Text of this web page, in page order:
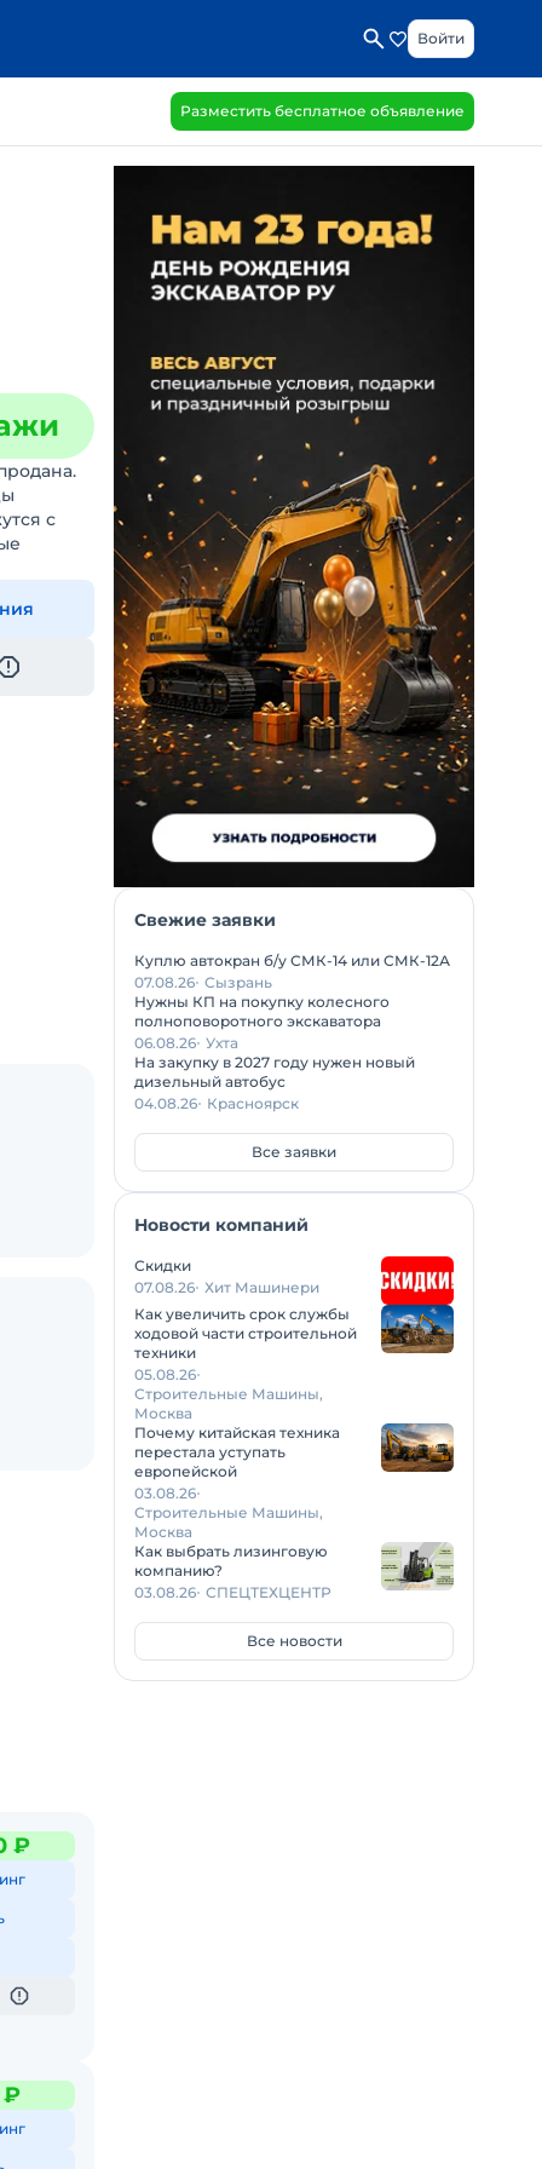
Войти
Разместить бесплатное объявление
с
₽
₽
Свежие заявки
Куплю автокран б/у СМК-14 или СМК-12А
07.08.26 Сызрань
Нужны КП на покупку колесного
полноповоротного экскаватора
06.08.26 Ухта
На закупку в 2027 году нужен новый
дизельный автобус
04.08.26 Красноярск
Все заявки
Новости компаний
Скидки
07.08.26 Хит Машинери
Как увеличить срок службы
ходовой части строительной
техники
05.08.26
Строительные Машины,
Москва
Почему китайская техника
перестала уступать
европейской
03.08.26
Строительные Машины,
Москва
Как выбрать лизинговую
компанию?
03.08.26 СПЕЦТЕХЦЕНТР
Все новости